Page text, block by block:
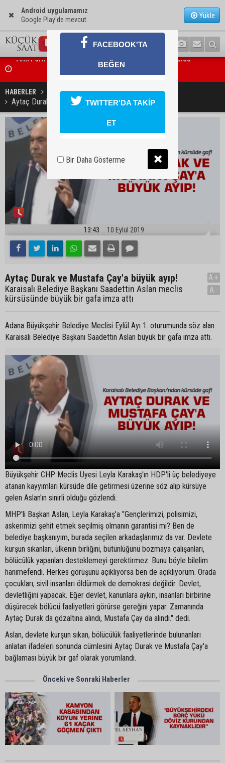
Android uygulamamız
Google Play'de mevcut
Yükle
Yeni Parti’nin Sarıçam ve Karataş teşkilatları oluşturuldu
Feke Belediye Başkanı Cömert Özen, Adana Valisi Mustafa Yavuz’u
ziyaret etti
HABERLER GÜNDEM
Aytaç Durak ve Mustafa Çay'a büyük ayıp!
13:43 10 Eylül 2019
Aytaç Durak ve Mustafa Çay'a büyük ayıp!
Karaisalı Belediye Başkanı Saadettin Aslan meclis
kürsüsünde büyük bir gafa imza attı
A+
A-
Adana Büyükşehir Belediye Meclisi Eylül Ayı 1. oturumunda söz alan
Karaisalı Belediye Başkanı Saadettin Aslan büyük bir gafa imza attı.
Büyükşehir CHP Meclis Üyesi Leyla Karakaş'ın HDP'li üç belediyeye
atanan kayyımları kürsüde dile getirmesi üzerine söz alıp kürsüye
gelen Aslan'ın sinirli olduğu gözlendi.
MHP'li Başkan Aslan, Leyla Karakaş'a "Gençlerimizi, polisimizi,
askerimizi şehit etmek seçilmiş olmanın garantisi mi? Ben de
belediye başkanıyım, burada seçilen arkadaşlarımız da var. Devlete
kurşun sıkanları, ülkenin birliğini, bütünlüğünü bozmaya çalışanları,
bölücülük yapanları desteklemeyi gerektirmez. Bunu böyle bilelim
hanımefendi. Herkes görüşünü açıklıyorsa ben de açıklıyorum. Orada
çocukları, sivil insanları öldürmek de demokrasi değildir. Devlet,
devletliğini yapacak. Eğer devlet, kanunlara aykırı, insanları birbirine
düşürecek bölücü faaliyetleri görürse gereğini yapar. Zamanında
Aytaç Durak da gözaltına alındı, Mustafa Çay da alındı." dedi.
Aslan, devlete kurşun sıkan, bölücülük faaliyetlerinde bulunanları
anlatan ifadeleri sonunda cümlesini Aytaç Durak ve Mustafa Çay'a
bağlaması büyük bir gaf olarak yorumlandı.
Önceki ve Sonraki Haberler
FACEBOOK'TA
BEĞEN
TWITTER'DA TAKİP
ET
Bir Daha Gösterme